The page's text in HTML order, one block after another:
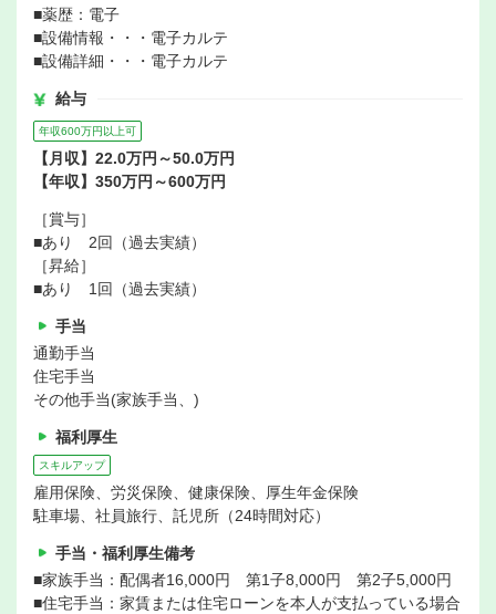
■薬歴：電子
■設備情報・・・電子カルテ
■設備詳細・・・電子カルテ
給与
年収600万円以上可
【月収】22.0万円～50.0万円
【年収】350万円～600万円
［賞与］
■あり 2回（過去実績）
［昇給］
■あり 1回（過去実績）
手当
通勤手当
住宅手当
その他手当(家族手当、)
福利厚生
スキルアップ
雇用保険、労災保険、健康保険、厚生年金保険
駐車場、社員旅行、託児所（24時間対応）
手当・福利厚生備考
■家族手当：配偶者16,000円 第1子8,000円 第2子5,000円
■住宅手当：家賃または住宅ローンを本人が支払っている場合